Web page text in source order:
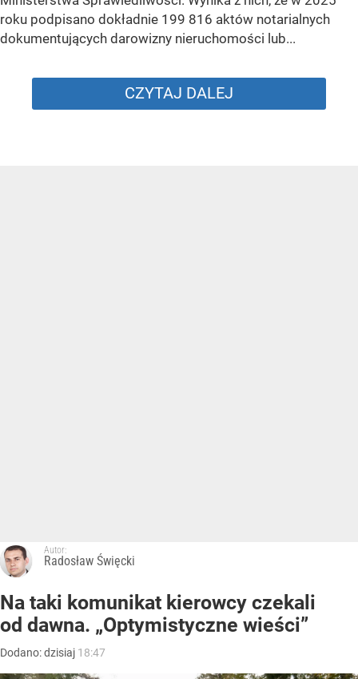
roku podpisano dokładnie 199 816 aktów notarialnych
dokumentujących darowizny nieruchomości lub...
CZYTAJ DALEJ
Autor:
Radosław Święcki
Na taki komunikat kierowcy czekali
od dawna. „Optymistyczne wieści”
Dodano:dzisiaj 18:47